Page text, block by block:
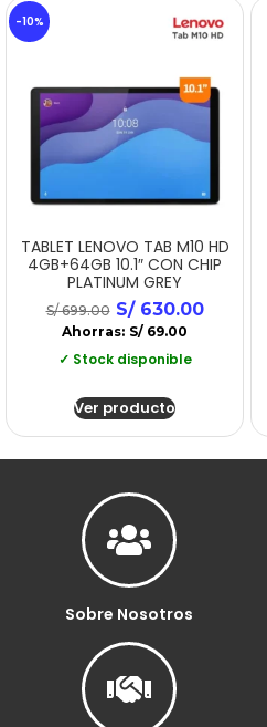
-10%
TABLET LENOVO TAB M10 HD
4GB+64GB 10.1″ CON CHIP
PLATINUM GREY
S/699.00 S/630.00
Ahorras: S/ 69.00
✓ Stock disponible
Ver producto
Sobre Nosotros